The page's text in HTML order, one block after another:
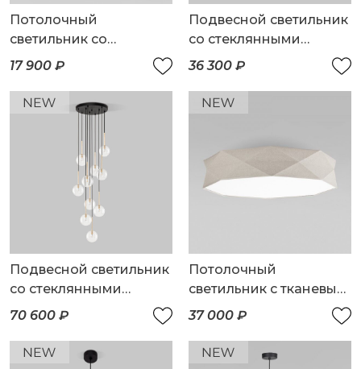
Потолочный
светильник со
стеклянными
17 900 ₽
Подвесной светильник
со стеклянными
плафонами
36 300 ₽
Подвесной светильник
со стеклянными
плафонами
70 600 ₽
Потолочный
светильник с тканевым
плафоном
37 000 ₽